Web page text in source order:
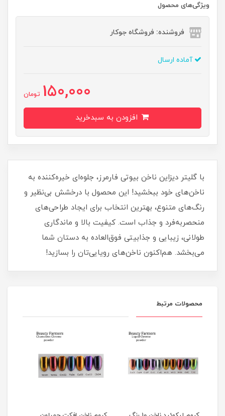
ویژگی‌های محصول
فروشنده: فروشگاه جوکار
آماده ارسال
150,000 تومان
با گلیتر دیزاین ناخن بیوتی فارمرز، جلوه‌ای خیره‌کننده به
ناخن‌های خود ببخشید! این محصول با درخشش بی‌نظیر و
رنگ‌های متنوع، بهترین انتخاب برای ایجاد طراحی‌های
منحصربه‌فرد و جذاب است. کیفیت بالا و ماندگاری
طولانی، زیبایی و جذابیتی فوق‌العاده به دستان شما
می‌بخشد. هم‌اکنون ناخن‌های رویایی‌تان را بسازید!
محصولات مرتبط